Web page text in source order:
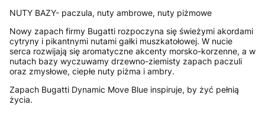
NUTY BAZY- paczula, nuty ambrowe, nuty piżmowe
Nowy zapach firmy Bugatti rozpoczyna się świeżymi akordami
cytryny i pikantnymi nutami gałki muszkatołowej. W nucie
serca rozwijają się aromatyczne akcenty morsko-korzenne, a w
nutach bazy wyczuwamy drzewno-ziemisty zapach paczuli
oraz zmysłowe, ciepłe nuty piżma i ambry.
Zapach Bugatti Dynamic Move Blue inspiruje, by żyć pełnią
życia.